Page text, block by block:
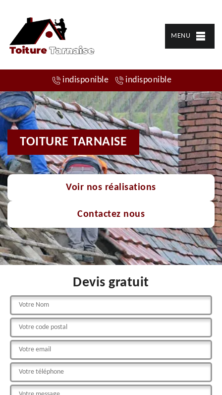
MENU
indisponible indisponible
TOITURE TARNAISE
Voir nos réalisations
Contactez nous
Devis gratuit